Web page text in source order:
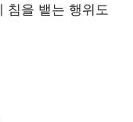
침을 뱉는 행위도